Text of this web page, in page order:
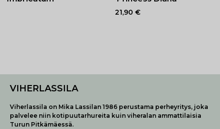
21,90 €
VIHERLASSILA
Viherlassila on Mika Lassilan 1986 perustama perheyritys, joka
palvelee niin kotipuutarhureita kuin viheralan ammattilaisia
Turun Pitkämäessä.